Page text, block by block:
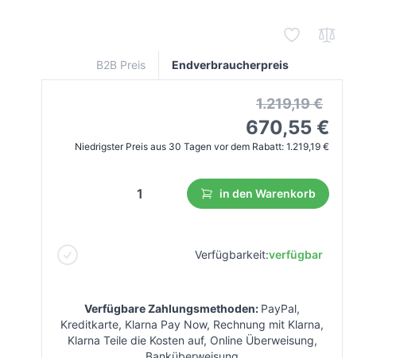
B2B Preis Endverbraucherpreis
1.219,19 €
670,55 €
Niedrigster Preis aus 30 Tagen vor dem Rabatt: 1.219,19 €
in den Warenkorb
Verfügbarkeit:verfügbar
Verfügbare Zahlungsmethoden: PayPal,
Kreditkarte, Klarna Pay Now, Rechnung mit Klarna,
Klarna Teile die Kosten auf, Online Überweisung,